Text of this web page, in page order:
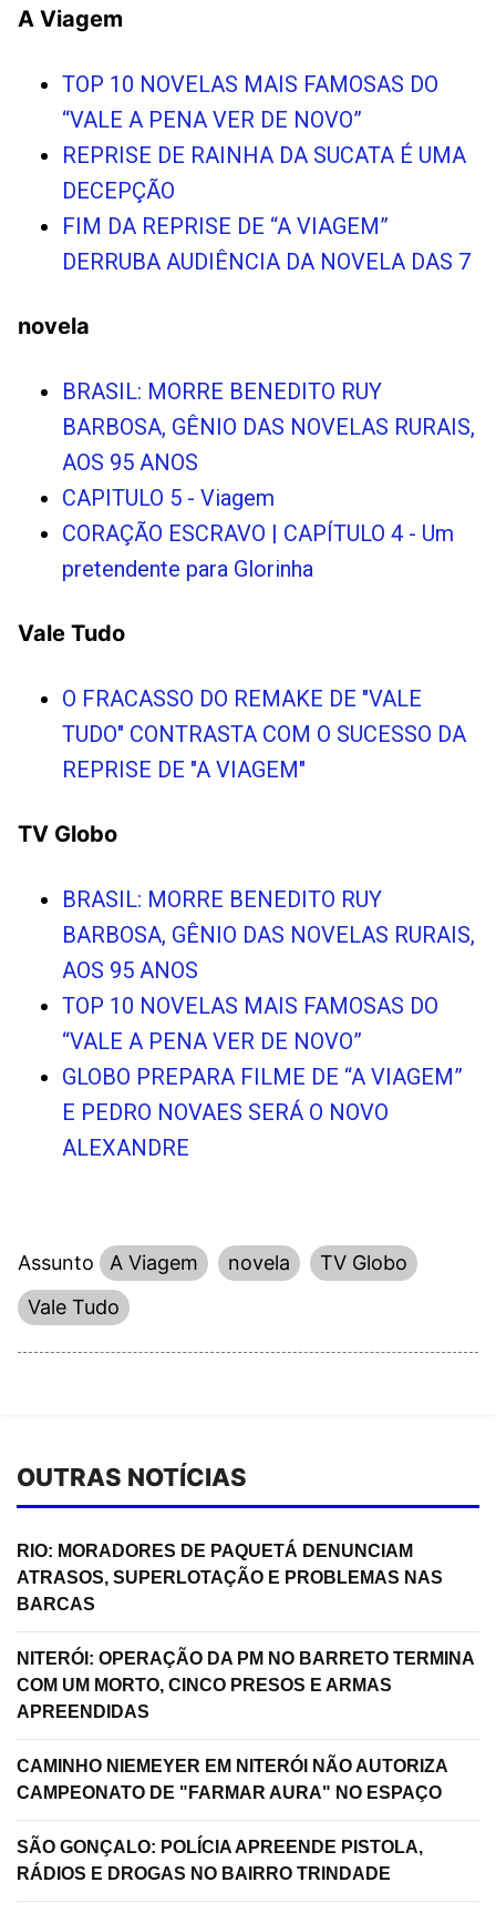
A Viagem
TOP 10 NOVELAS MAIS FAMOSAS DO
“VALE A PENA VER DE NOVO”
REPRISE DE RAINHA DA SUCATA É UMA
DECEPÇÃO
FIM DA REPRISE DE “A VIAGEM”
DERRUBA AUDIÊNCIA DA NOVELA DAS 7
novela
BRASIL: MORRE BENEDITO RUY
BARBOSA, GÊNIO DAS NOVELAS RURAIS,
AOS 95 ANOS
CAPITULO 5 - Viagem
CORAÇÃO ESCRAVO | CAPÍTULO 4 - Um
pretendente para Glorinha
Vale Tudo
O FRACASSO DO REMAKE DE "VALE
TUDO" CONTRASTA COM O SUCESSO DA
REPRISE DE "A VIAGEM"
TV Globo
BRASIL: MORRE BENEDITO RUY
BARBOSA, GÊNIO DAS NOVELAS RURAIS,
AOS 95 ANOS
TOP 10 NOVELAS MAIS FAMOSAS DO
“VALE A PENA VER DE NOVO”
GLOBO PREPARA FILME DE “A VIAGEM”
E PEDRO NOVAES SERÁ O NOVO
ALEXANDRE
Assunto A Viagem novela
TV Globo
Vale Tudo
OUTRAS NOTÍCIAS
RIO: MORADORES DE PAQUETÁ DENUNCIAM
ATRASOS, SUPERLOTAÇÃO E PROBLEMAS NAS
BARCAS
NITERÓI: OPERAÇÃO DA PM NO BARRETO TERMINA
COM UM MORTO, CINCO PRESOS E ARMAS
APREENDIDAS
CAMINHO NIEMEYER EM NITERÓI NÃO AUTORIZA
CAMPEONATO DE "FARMAR AURA" NO ESPAÇO
SÃO GONÇALO: POLÍCIA APREENDE PISTOLA,
RÁDIOS E DROGAS NO BAIRRO TRINDADE